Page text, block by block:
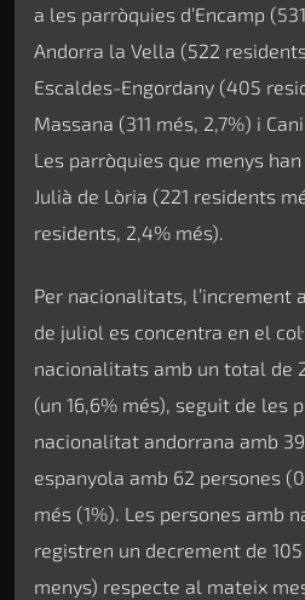
a les parròquies d’Encamp
Andorra la Vella (522
Escaldes-Engordany (405
Massana (311 més, 2,7%) i
Les parròquies que menys
Julià de Lòria (221 residents
residents, 2,4% més).
Per nacionalitats, l’increment
de juliol es concentra en el
nacionalitats amb un total de
(un 16,6% més), seguit de les
nacionalitat andorrana amb
espanyola amb 62 persones
més (1%). Les persones amb
registren un decrement de
menys) respecte al mateix